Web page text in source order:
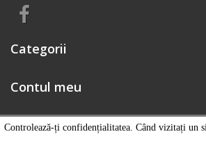
Controlează-ți confidențialitatea. Când vizitați un
Categorii
Contul meu
Informatii magazin